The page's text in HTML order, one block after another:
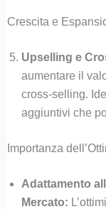
Crescita e
Upselling e
aumentare il
cross-selling.
aggiuntivi che
Importanza
Adattamento
Mercato: